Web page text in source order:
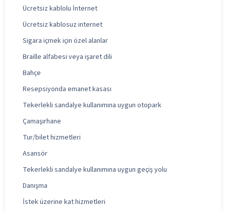
Ücretsiz kablolu İnternet
Ücretsiz kablosuz internet
Sigara içmek için özel alanlar
Braille alfabesi veya işaret dili
Bahçe
Resepsiyonda emanet kasası
Tekerlekli sandalye kullanımına uygun otopark
Çamaşırhane
Tur/bilet hizmetleri
Asansör
Tekerlekli sandalye kullanımına uygun geçiş yolu
Danışma
İstek üzerine kat hizmetleri